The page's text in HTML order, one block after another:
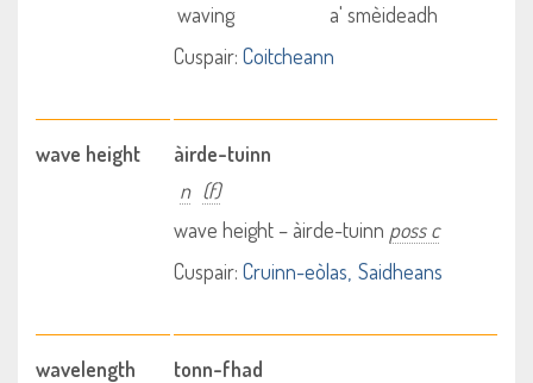
waving
a' smèideadh
Cuspair: Coitcheann
wave height
àirde-tuinn
n (f)
wave height – àirde-tuinn poss c
Cuspair: Cruinn-eòlas Saidheans
wavelength
tonn-fhad